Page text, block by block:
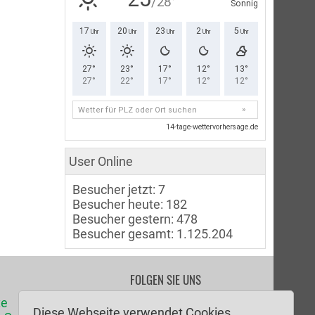
User Online
Besucher jetzt: 7
Besucher heute: 182
Besucher gestern: 478
Besucher gesamt: 1.125.204
FOLGEN SIE UNS
Facebook